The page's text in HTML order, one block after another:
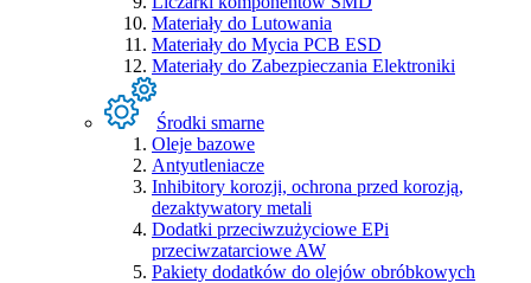
Materiały do Lutowania
Materiały do Mycia PCB ESD
Materiały do Zabezpieczania Elektroniki
Środki smarne
Oleje bazowe
Antyutleniacze
Inhibitory korozji, ochrona przed korozją,
dezaktywatory metali
Dodatki przeciwzużyciowe EPi
przeciwzatarciowe AW
Pakiety dodatków do olejów obróbkowych